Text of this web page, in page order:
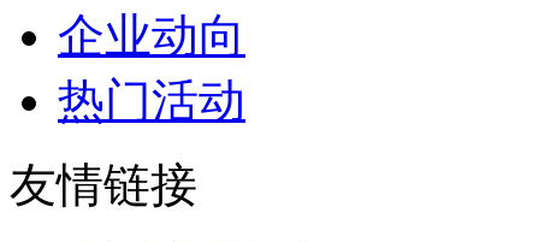
企业动向
热门活动
友情链接